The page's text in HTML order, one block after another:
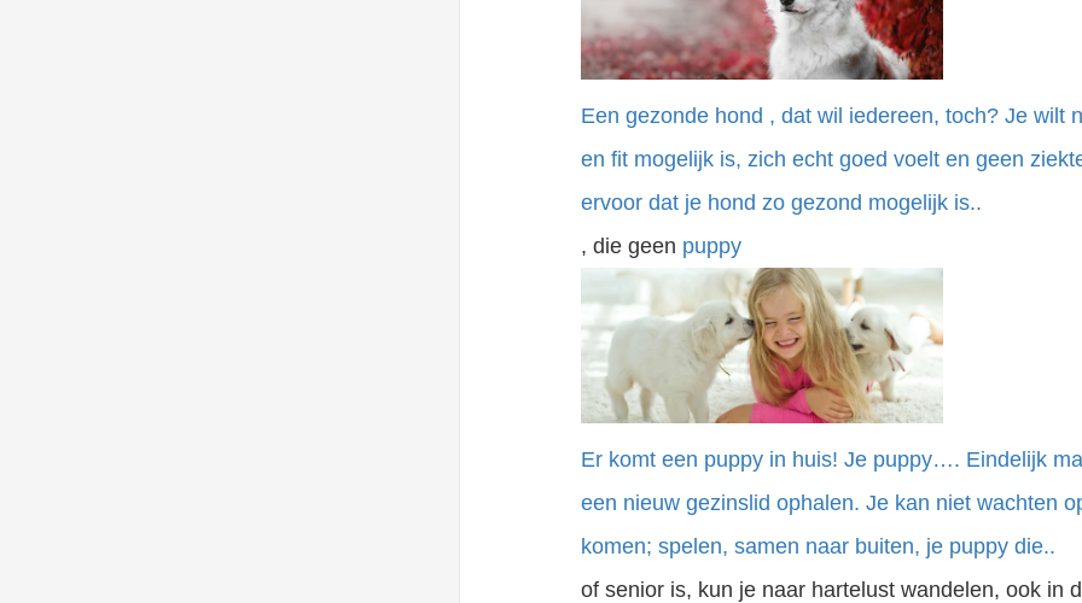
Een gezonde hond , dat wil iedereen, toch? Je wilt
en fit mogelijk is, zich echt goed voelt en geen
ervoor dat je hond zo gezond mogelijk is..
, die geen puppy
Er komt een puppy in huis! Je puppy…. Eindelijk
een nieuw gezinslid ophalen. Je kan niet wachten
komen; spelen, samen naar buiten, je puppy die..
of senior is, kun je naar hartelust wandelen, ook in